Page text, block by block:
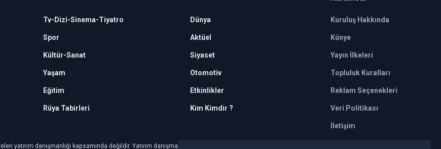
Tv-Dizi-Sinema-Tiyatro Dünya
Spor Aktüel
Kültür-Sanat Siyaset
Yaşam Otomotiv
Eğitim Etkinlikler
Rüya Tabirleri Kim Kimdir ?
Kuruluş Hakkında
Künye
Yayın İlkeleri
Topluluk Kuralları
Reklam Seçenekleri
Veri Politikası
İletişim
yatırım danışmanlığı kapsamında değildir. Yatırım danışmanlığı hizmeti, yetkili kuruluşlar tarafından kişilerin risk